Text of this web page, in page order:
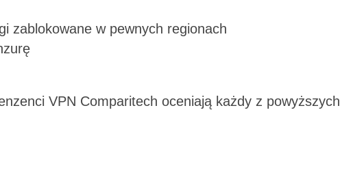
zablokowane w pewnych regionach
VPN Comparitech oceniają każdy z powyższych